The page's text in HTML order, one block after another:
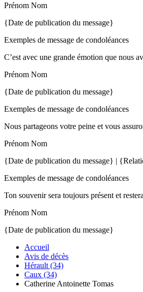
Prénom Nom
{Date de publication du message}
Exemples de message de condoléances
C’est avec une grande émotion que nous
Prénom Nom
{Date de publication du message}
Exemples de message de condoléances
Nous partageons votre peine et vous
Prénom Nom
{Date de publication du message} |
Exemples de message de condoléances
Ton souvenir sera toujours présent et
Prénom Nom
{Date de publication du message}
Accueil
Avis de décès
Hérault (34)
Caux (34)
Catherine Antoinette Tomas